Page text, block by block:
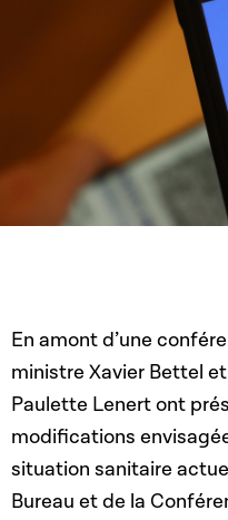
En amont d’une
ministre Xavier Bettel
Paulette Lenert ont
modifications
situation sanitaire
Bureau et de la